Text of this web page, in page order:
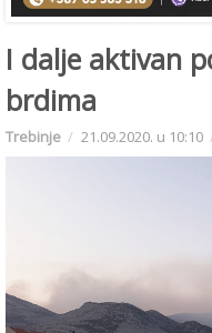
I dalje aktivan
brdima
Trebinje 21.09.2020. u 10:10